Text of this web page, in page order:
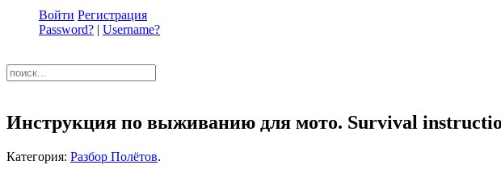
Войти Регистрация
Password? | Username?
Инструкция по выживанию для мото. Survival
Категория: Разбор Полётов.